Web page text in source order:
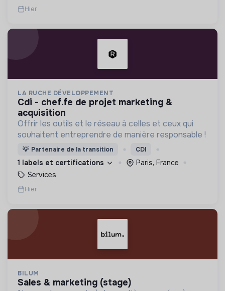
Hier
LA RUCHE DÉVELOPPEMENT
cdi - chef.fe de projet marketing &
acquisition
Offrir les outils et le réseau à celles et ceux qui
souhaitent entreprendre de manière responsable !
💡 Partenaire de la transition CDI
1 labels et certifications
Paris, France
Services
Hier
BILUM
sales & marketing (stage)